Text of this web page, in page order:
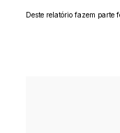
Deste relatório fazem parte